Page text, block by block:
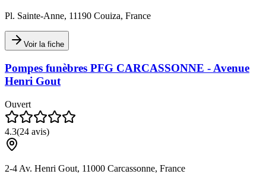
Pl. Sainte-Anne, 11190 Couiza, France
Voir la fiche
Pompes funèbres PFG CARCASSONNE - Avenue
Henri Gout
Ouvert
4.3(24 avis)
2-4 Av. Henri Gout, 11000 Carcassonne, France